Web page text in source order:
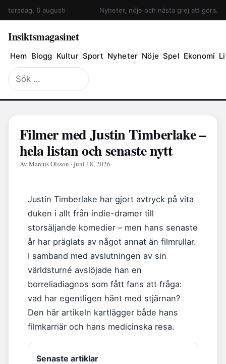
torsdag, 6 augusti Nyheter, nöje och nästa grej att göra.
Insiktsmagasinet
Hem Blogg Kultur Sport Nyheter Nöje Spel Ekonomi
Sök
efter:
Filmer med Justin Timberlake –
hela listan och senaste nytt
Av Marcus Olsson · juni 18, 2026
Justin Timberlake har gjort avtryck på vita
duken i allt från indie-dramer till
storsäljande komedier – men hans senaste
år har präglats av något annat än filmrullar.
I samband med avslutningen av sin
världsturné avslöjade han en
borreliadiagnos som fått fans att fråga:
vad har egentligen hänt med stjärnan?
Den här artikeln kartlägger både hans
filmkarriär och hans medicinska resa.
Senaste artiklar